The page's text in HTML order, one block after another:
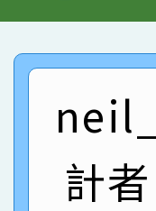
臺灣
名
倩參
名 指
賀！
園市
賀！
計